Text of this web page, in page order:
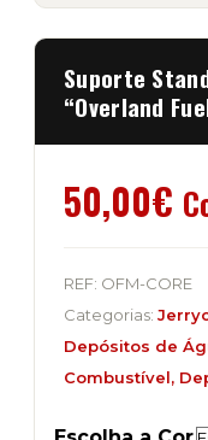
Suporte
“Overland
50,00€
REF: OFM-CORE
Categorias:
Depósitos de
Combustível,